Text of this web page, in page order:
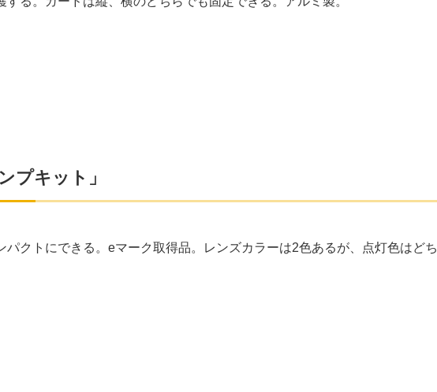
プキット」
クトにできる。eマーク取得品。レンズカラーは2色あるが、点灯色はどち